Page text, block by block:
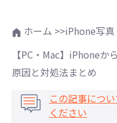
ホーム >>iPhone写真
【PC・Mac】iPhone
原因と対処法まとめ
この記事につ
ください